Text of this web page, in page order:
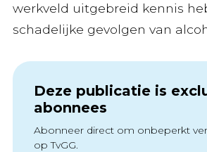
werkveld uitgebreid kennis
schadelijke gevolgen van
Deze publicatie is
abonnees
Abonneer direct om onbeperkt
op TvGG.